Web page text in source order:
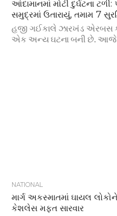
આંદામાનમાં મોટી દુર્ઘટના
સમુદ્રમાં ઉતારાયું, તમામ 7
હજી ગઈકાલે ઝારખંડ એરબસ
એક અન્ય ઘટના બની છે. આજે
NATIONAL
માર્ગ અકસ્માતમાં ઘાયલ
કેશલેસ મફત સારવાર